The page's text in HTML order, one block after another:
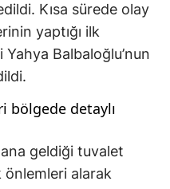
Kısa sürede olay
yaptığı ilk
Balbaloğlu’nun
bölgede detaylı
geldiği tuvalet
önlemleri alarak